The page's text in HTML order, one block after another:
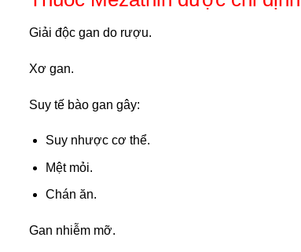
Giải độc gan do rượu.
Xơ gan.
Suy tế bào gan gây:
Suy nhược cơ thể.
Mệt mỏi.
Chán ăn.
Gan nhiễm mỡ.